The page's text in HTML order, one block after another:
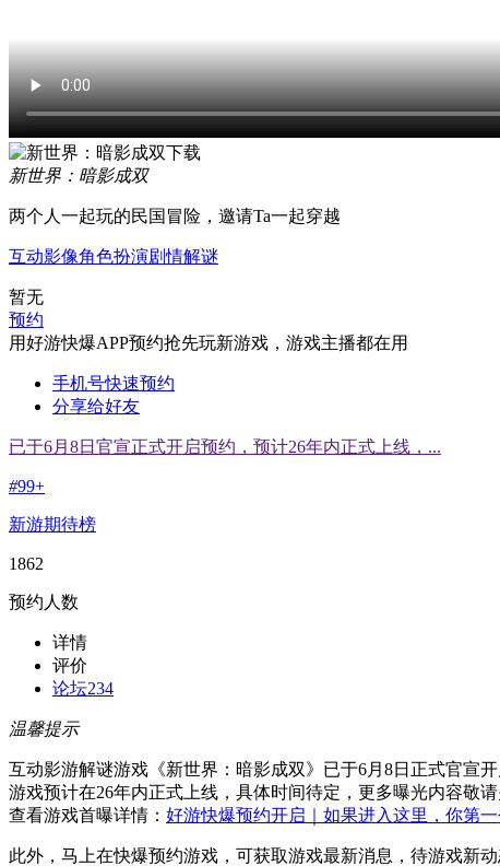
新世界：暗影成双
两个人一起玩的民国冒险，邀请Ta一起穿越
互动影像角色扮演剧情解谜
暂无
预约
用好游快爆APP预约抢先玩新游戏，游戏主播都在用
手机号快速预约
分享给好友
已于6月8日官宣正式开启预约，预计26年内正式上线，...
#99+
新游期待榜
1862
预约人数
详情
评价
论坛234
温馨提示
互动影游解谜游戏《新世界：暗影成双》已于6月8日正式官宣开
游戏预计在26年内正式上线，具体时间待定，更多曝光内容敬
查看游戏首曝详情： 好游快爆预约开启｜如果进入这里，你第一
此外，马上在快爆预约游戏，可获取游戏最新消息，待游戏新